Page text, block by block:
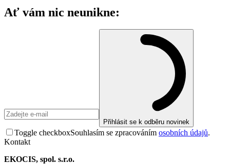
Ať vám nic neunikne:
Přihlásit se k odběru novinek
Toggle checkboxSouhlasím se zpracováním osobních údajů.
Kontakt
EKOCIS, spol. s.r.o.